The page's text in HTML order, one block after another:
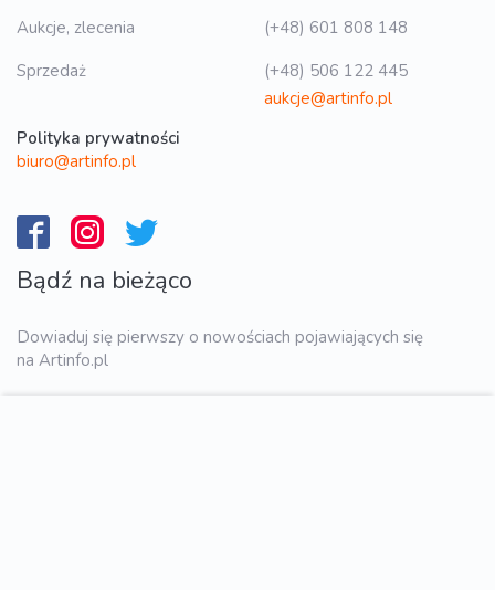
Aukcje, zlecenia
(+48) 601 808 148
Sprzedaż
(+48) 506 122 445
aukcje@artinfo.pl
Polityka prywatności
biuro@artinfo.pl
Bądź na bieżąco
Dowiaduj się pierwszy o nowościach pojawiających się
na Artinfo.pl